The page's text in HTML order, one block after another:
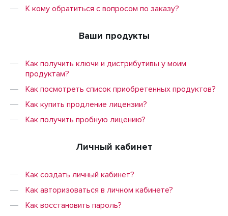
К кому обратиться с вопросом по заказу?
Ваши продукты
Как получить ключи и дистрибутивы у моим
продуктам?
Как посмотреть список приобретенных продуктов?
Как купить продление лицензии?
Как получить пробную лицению?
Личный кабинет
Как создать личный кабинет?
Как авторизоваться в личном кабинете?
Как восстановить пароль?